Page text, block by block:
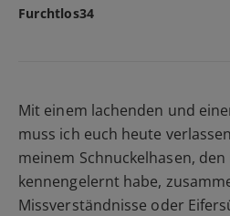
Furchtlos34
Mit einem lachenden und
muss ich euch heute
meinem Schnuckelhasen,
kennengelernt habe,
Missverständnisse oder